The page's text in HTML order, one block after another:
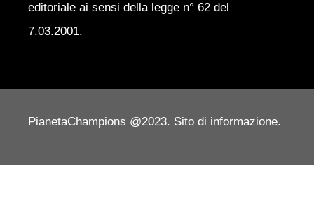
editoriale ai sensi della legge n° 62 del
7.03.2001.
PianetaChampions @2023. Sito di informazione.